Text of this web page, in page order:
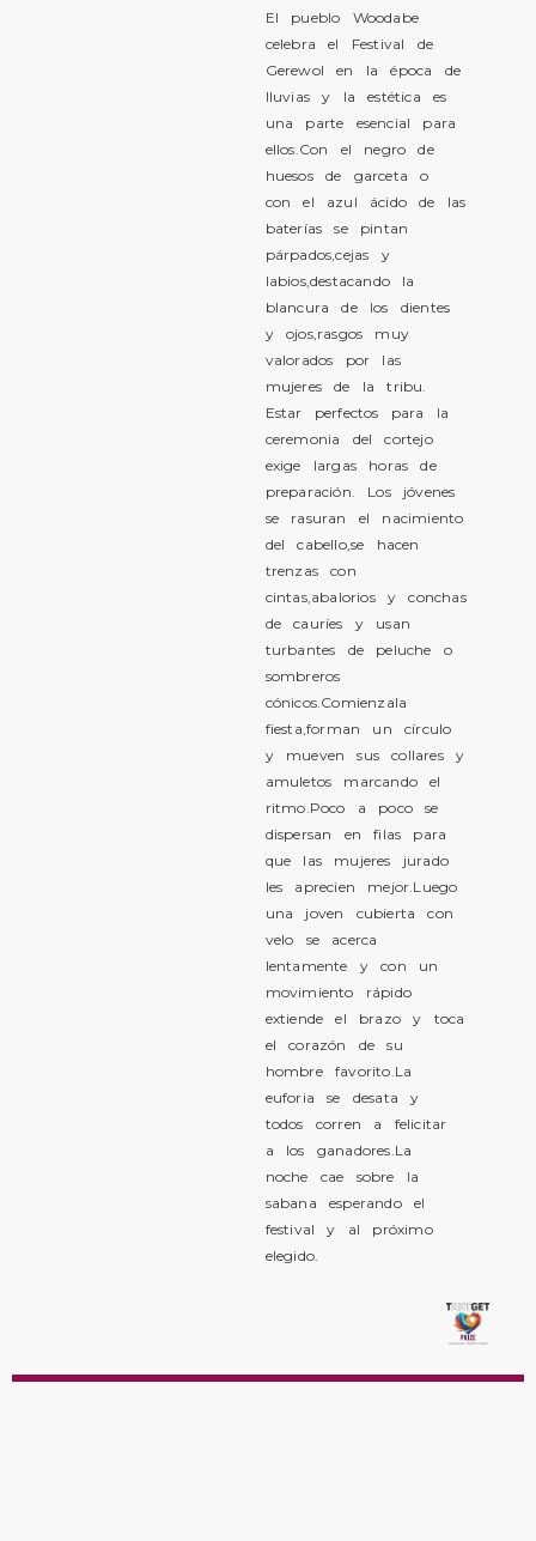
El pueblo Woodabe
celebra el Festival de
Gerewol en la época de
lluvias y la estética es
una parte esencial para
ellos.Con el negro de
huesos de garceta o
con el azul ácido de las
baterías se pintan
párpados,cejas y
labios,destacando la
blancura de los dientes
y ojos,rasgos muy
valorados por las
mujeres de la tribu.
Estar perfectos para la
ceremonia del cortejo
exige largas horas de
preparación. Los jóvenes
se rasuran el nacimiento
del cabello,se hacen
trenzas con
cintas,abalorios y conchas
de cauríes y usan
turbantes de peluche o
sombreros
cónicos.Comienzala
fiesta,forman un círculo
y mueven sus collares y
amuletos marcando el
ritmo.Poco a poco se
dispersan en filas para
que las mujeres jurado
les aprecien mejor.Luego
una joven cubierta con
velo se acerca
lentamente y con un
movimiento rápido
extiende el brazo y toca
el corazón de su
hombre favorito.La
euforia se desata y
todos corren a felicitar
a los ganadores.La
noche cae sobre la
sabana esperando el
festival y al próximo
elegido.